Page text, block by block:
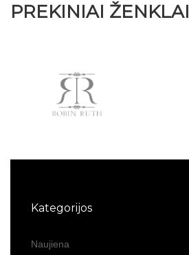
PREKINIAI ŽENKLAI
Kategorijos
Naujiena